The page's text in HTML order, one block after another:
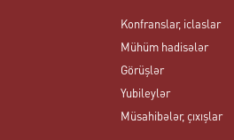
Konfranslar, iclaslar
Mühüm hadisələr
Görüşlər
Yubileylər
Müsahibələr, çıxışlar